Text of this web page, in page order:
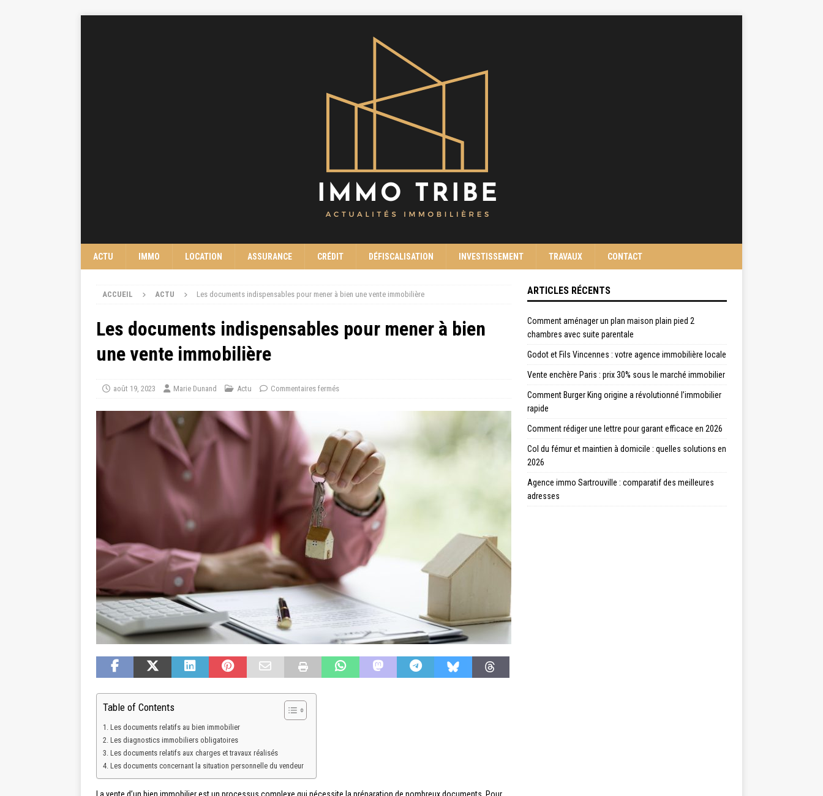
ACTU IMMO LOCATION ASSURANCE CRÉDIT DÉFISCALISATION INVESTISSEMENT TRAVAUX CONTACT
ACCUEIL ACTU Les documents indispensables pour mener à bien une vente immobilière
Les documents indispensables pour mener à bien
une vente immobilière
août 19, 2023 Marie Dunand Actu Commentaires fermés
Table of Contents
Les documents relatifs au bien immobilier
Les diagnostics immobiliers obligatoires
Les documents relatifs aux charges et travaux réalisés
Les documents concernant la situation personnelle du vendeur
ARTICLES RÉCENTS
Comment aménager un plan maison plain pied 2
chambres avec suite parentale
Godot et Fils Vincennes : votre agence immobilière locale
Vente enchère Paris : prix 30% sous le marché immobilier
Comment Burger King origine a révolutionné l’immobilier
rapide
Comment rédiger une lettre pour garant efficace en 2026
Col du fémur et maintien à domicile : quelles solutions en
2026
Agence immo Sartrouville : comparatif des meilleures
adresses